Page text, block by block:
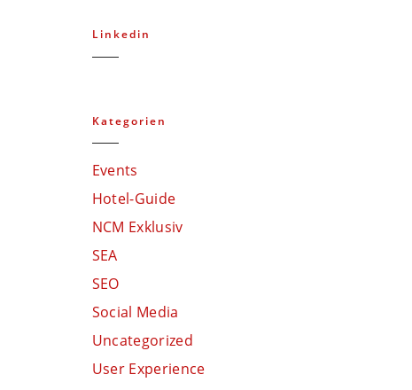
Linkedin
Kategorien
Events
Hotel-Guide
NCM Exklusiv
SEA
SEO
Social Media
Uncategorized
User Experience